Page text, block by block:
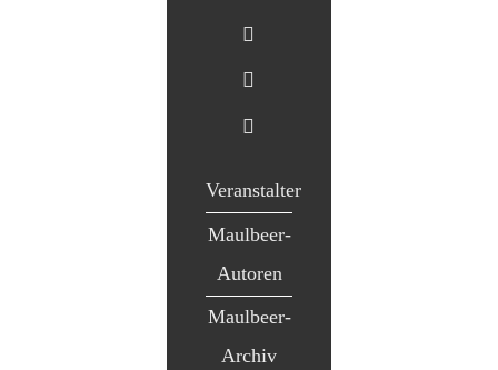
Veranstalter
Maulbeer-
Autoren
Maulbeer-
Archiv